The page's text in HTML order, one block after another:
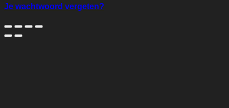
Je wachtwoord vergeten?